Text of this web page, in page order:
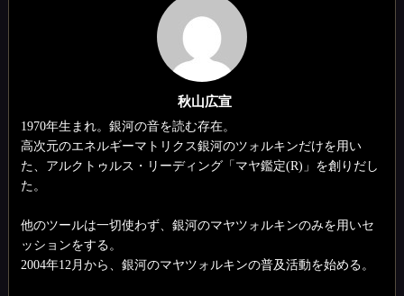
秋山広宣
1970年生まれ。銀河の音を読む存在。
高次元のエネルギーマトリクス銀河のツォルキンだけを用い
た、アルクトゥルス・リーディング「マヤ鑑定(R)」を創りだし
た。
他のツールは一切使わず、銀河のマヤツォルキンのみを用いセ
ッションをする。
2004年12月から、銀河のマヤツォルキンの普及活動を始める。